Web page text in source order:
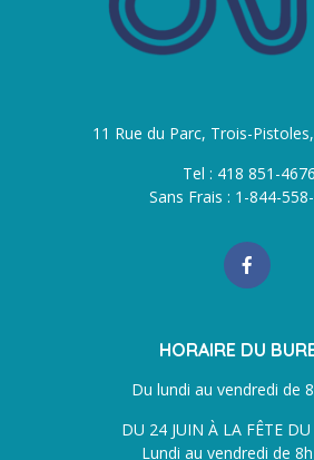
11 Rue du Parc, Trois-
Tel : 418 851-4676
Sans Frais : 1-844-
HORAIRE DU
Du lundi au vendredi de
DU 24 JUIN À LA FÊTE DU
Lundi au vendredi de